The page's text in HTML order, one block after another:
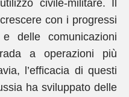
civile-militare. Il
con i progressi
e delle comunicazioni
a operazioni più
l’efficacia di questi
ha sviluppato delle